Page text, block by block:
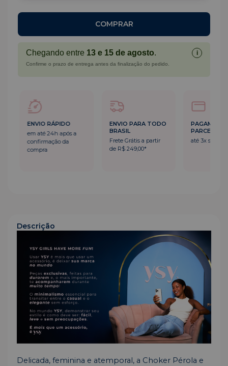
Chegando entre 13 e 15 de agosto. i
Confirme o prazo de entrega antes da finalização do pedido.
ENVIO RÁPIDO
em até 24h após a
confirmação da
compra
ENVIO PARA TODO
BRASIL
Frete Grátis a partir
de R$ 249,00*
PARCELADO
até 3x sem
Descrição
Delicada, feminina e atemporal, a Choker Pérola e